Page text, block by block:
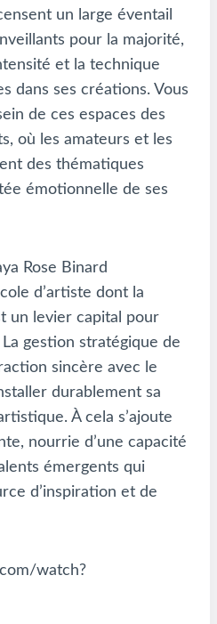
un large éventail
pour la majorité,
et la technique
dans ses créations. Vous
de ces espaces des
où les amateurs et les
des thématiques
émotionnelle de ses
Rose Binard
d’artiste dont la
un levier capital pour
gestion stratégique de
sincère avec le
durablement sa
À cela s’ajoute
nourrie d’une capacité
émergents qui
d’inspiration et de
watch?